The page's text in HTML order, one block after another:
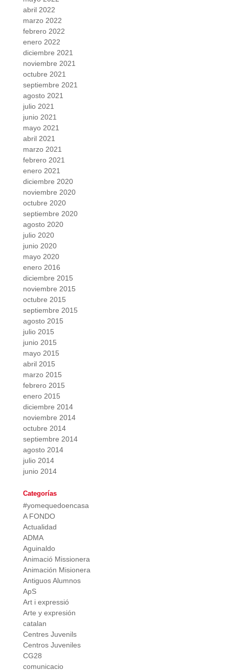
abril 2022
marzo 2022
febrero 2022
enero 2022
diciembre 2021
noviembre 2021
octubre 2021
septiembre 2021
agosto 2021
julio 2021
junio 2021
mayo 2021
abril 2021
marzo 2021
febrero 2021
enero 2021
diciembre 2020
noviembre 2020
octubre 2020
septiembre 2020
agosto 2020
julio 2020
junio 2020
mayo 2020
enero 2016
diciembre 2015
noviembre 2015
octubre 2015
septiembre 2015
agosto 2015
julio 2015
junio 2015
mayo 2015
abril 2015
marzo 2015
febrero 2015
enero 2015
diciembre 2014
noviembre 2014
octubre 2014
septiembre 2014
agosto 2014
julio 2014
junio 2014
Categorías
#yomequedoencasa
A FONDO
Actualidad
ADMA
Aguinaldo
Animació Missionera
Animación Misionera
Antiguos Alumnos
ApS
Art i expressió
Arte y expresión
catalan
Centres Juvenils
Centros Juveniles
CG28
comunicacio